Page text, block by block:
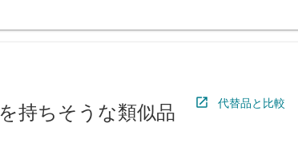
持ちそうな類似品 代替品と比較